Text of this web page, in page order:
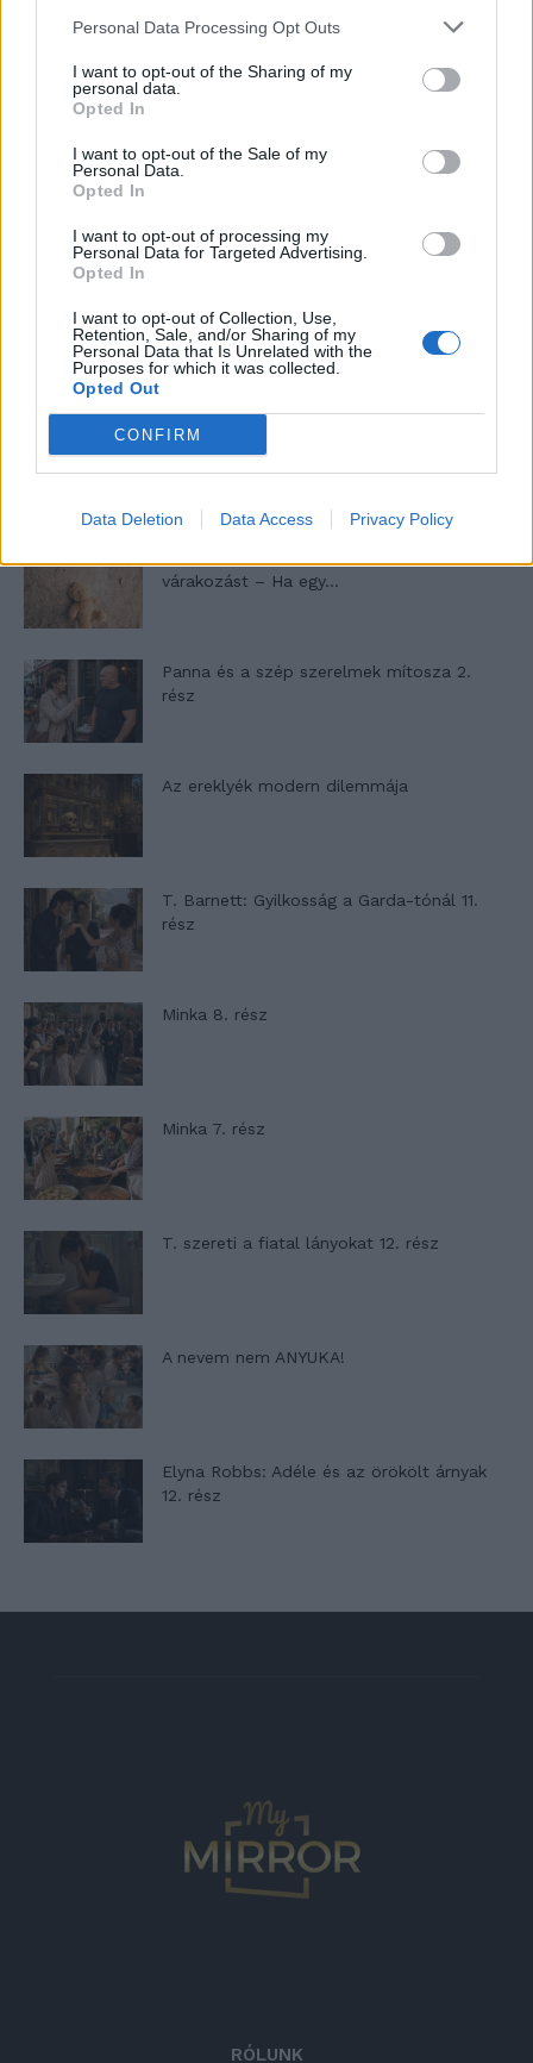
Personal Data Processing Opt Outs
I want to opt-out of the Sharing of my
personal data.
Opted In
I want to opt-out of the Sale of my
Personal Data.
Opted In
I want to opt-out of processing my
Personal Data for Targeted Advertising.
Opted In
I want to opt-out of Collection, Use,
Retention, Sale, and/or Sharing of my
Personal Data that Is Unrelated with the
Purposes for which it was collected.
Opted Out
CONFIRM
Data Deletion Data Access Privacy Policy
Minka 9. rész
10 tanács, ha jobban akarod érezni magad
a hétköznapokban
Egy ház, amely a tengerre és a fényre
várakozást – Ha egy...
Panna és a szép szerelmek mítosza 2.
rész
Az ereklyék modern dilemmája
T. Barnett: Gyilkosság a Garda-tónál 11.
rész
Minka 8. rész
Minka 7. rész
T. szereti a fiatal lányokat 12. rész
A nevem nem ANYUKA!
Elyna Robbs: Adéle és az örökölt árnyak
12. rész
RÓLUNK